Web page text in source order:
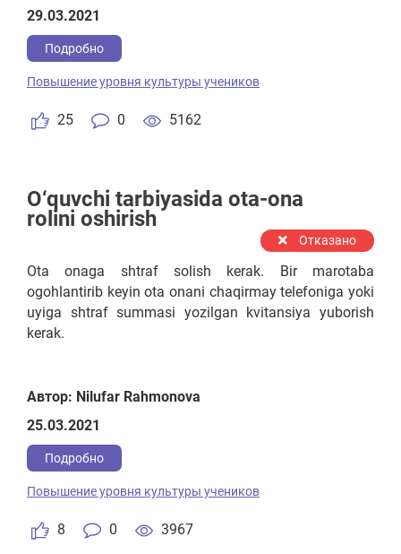
29.03.2021
Подробно
25 0 5162
Повышение уровня культуры учеников
O‘quvchi tarbiyasida ota-ona
rolini oshirish
Отказано
Ota onaga shtraf solish kerak. Bir marotaba
ogohlantirib keyin ota onani chaqirmay telefoniga yoki
uyiga shtraf summasi yozilgan kvitansiya yuborish
kerak.
Автор: Nilufar Rahmonova
25.03.2021
Подробно
8 0 3967
Повышение уровня культуры учеников